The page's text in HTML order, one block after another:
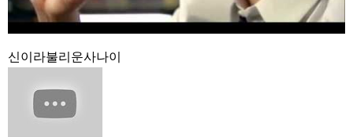
チョ・ヒョンジェ 조현재 九尾狐外伝 制作発表会
キム・テヒの弟イ・ワン♥イ・ボミ、今日（28日）結婚……
レンタル開始！
Jin-Crash Landing On You/ヒョンビン❤️ソンイェジン / エンジョイ❕
ユン・ギュンサン、番組にも登場した愛猫が急死…イ・ソンギ
신이라불리운사나이